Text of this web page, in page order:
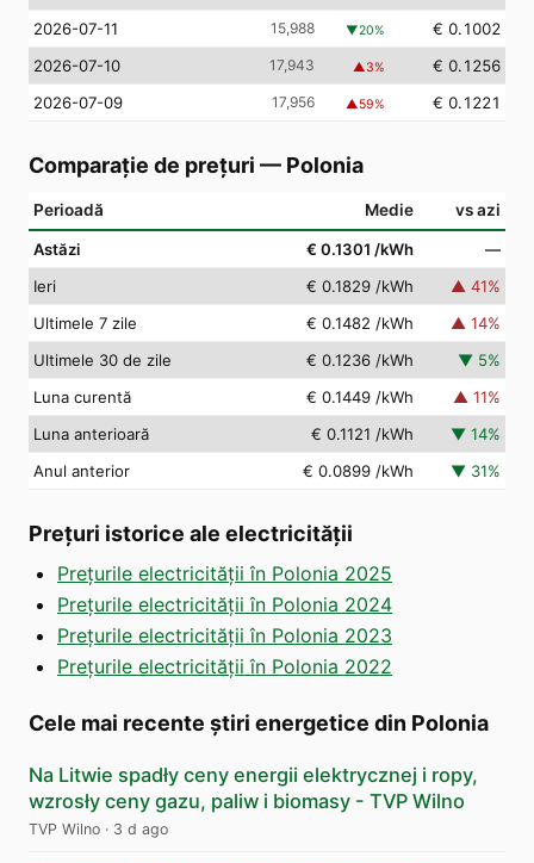
2026-07-11
15,988 ▼20%
€ 0.1002
2026-07-10
17,943 ▲3%
€ 0.1256
2026-07-09
17,956 ▲59% € 0.1221
Comparație de prețuri — Polonia
Perioadă Medie vs azi
Astăzi € 0.1301 /kWh
—
Ieri
€ 0.1829 /kWh ▲ 41%
Ultimele 7 zile
€ 0.1482 /kWh ▲ 14%
Ultimele 30 de zile
€ 0.1236 /kWh ▼ 5%
Luna curentă
€ 0.1449 /kWh ▲ 11%
Luna anterioară
€ 0.1121 /kWh ▼ 14%
Anul anterior
€ 0.0899 /kWh ▼ 31%
Prețuri istorice ale electricității
Prețurile electricității în Polonia 2025
Prețurile electricității în Polonia 2024
Prețurile electricității în Polonia 2023
Prețurile electricității în Polonia 2022
Cele mai recente știri energetice din Polonia
Na Litwie spadły ceny energii elektrycznej i ropy,
wzrosły ceny gazu, paliw i biomasy - TVP Wilno
TVP Wilno · 3 d ago